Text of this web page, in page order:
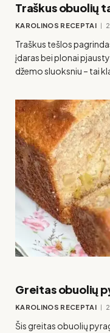
Traškus obuolių
KAROLINOS RECEPTAI
Traškus tešlos
įdaras bei plonai
džemo sluoksniu – tai
Greitas obuolių
KAROLINOS RECEPTAI
Šis greitas obuolių